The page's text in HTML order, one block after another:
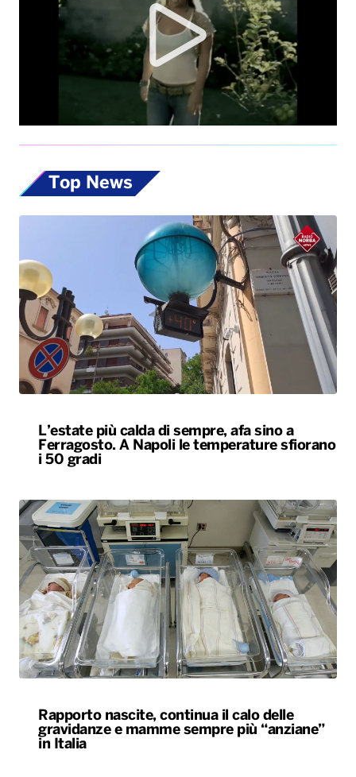
Top News
L’estate più calda di sempre, afa sino a
Ferragosto. A Napoli le temperature sfiorano
i 50 gradi
Rapporto nascite, continua il calo delle
gravidanze e mamme sempre più “anziane”
in Italia